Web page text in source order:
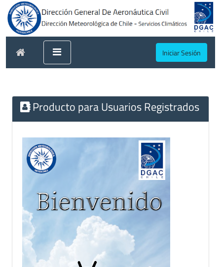
Iniciar Sesión
Producto para Usuarios Registrados